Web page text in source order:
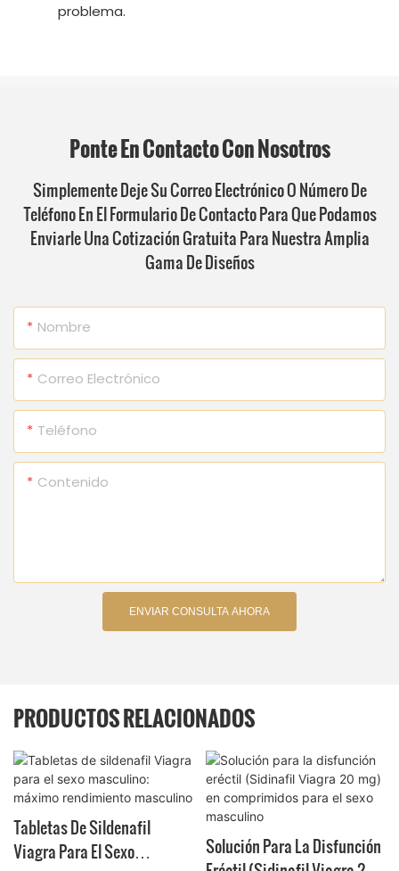
problema.
Ponte En Contacto Con Nosotros
Simplemente Deje Su Correo Electrónico O Número De
Teléfono En El Formulario De Contacto Para Que Podamos
Enviarle Una Cotización Gratuita Para Nuestra Amplia
Gama De Diseños
Nombre
Correo Electrónico
Teléfono
Contenido
ENVIAR CONSULTA AHORA
PRODUCTOS RELACIONADOS
Tabletas De Sildenafil
Viagra Para El Sexo
Solución Para La Disfunción